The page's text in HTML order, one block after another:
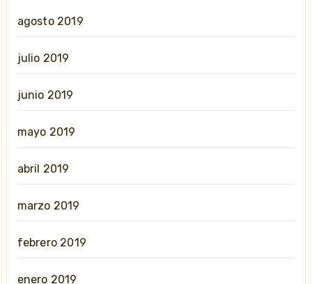
agosto 2019
julio 2019
junio 2019
mayo 2019
abril 2019
marzo 2019
febrero 2019
enero 2019